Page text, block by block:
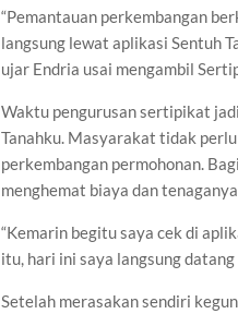
“Pemantauan perkembangan
langsung lewat aplikasi Sentuh
ujar Endria usai mengambil
Waktu pengurusan sertipikat
Tanahku. Masyarakat tidak
perkembangan permohonan.
menghemat biaya dan
“Kemarin begitu saya cek di
itu, hari ini saya langsung
Setelah merasakan sendiri